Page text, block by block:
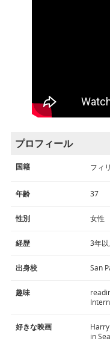
プロフィール
国籍 フィ
年齢 37
性別 女性
経歴 3年
出身校 San
趣味
好きな映画
in